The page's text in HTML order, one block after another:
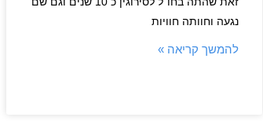
נגעה וחוותה חוויות
להמשך קריאה »